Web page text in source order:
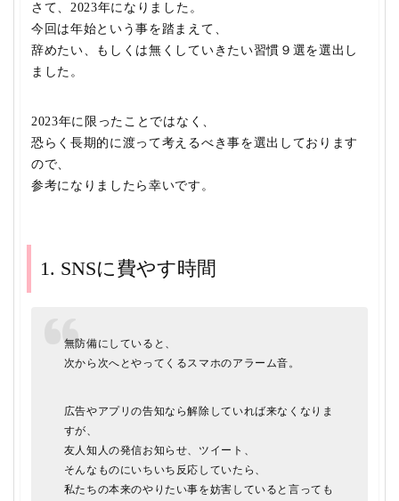
さて、2023年になりました。
今回は年始という事を踏まえて、
辞めたい、もしくは無くしていきたい習慣９選を選出し
ました。
2023年に限ったことではなく、
恐らく長期的に渡って考えるべき事を選出しております
ので、
参考になりましたら幸いです。
1. SNSに費やす時間
無防備にしていると、
次から次へとやってくるスマホのアラーム音。
広告やアプリの告知なら解除していれば来なくなりま
すが、
友人知人の発信お知らせ、ツイート、
そんなものにいちいち反応していたら、
私たちの本来のやりたい事を妨害していると言っても